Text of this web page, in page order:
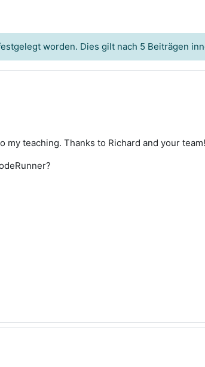
worden. Dies gilt nach 5 Beiträgen
my teaching. Thanks to Richard and your team!